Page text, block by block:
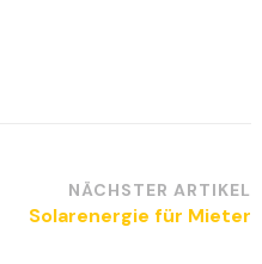
NÄCHSTER ARTIKEL
Solarenergie für Mieter